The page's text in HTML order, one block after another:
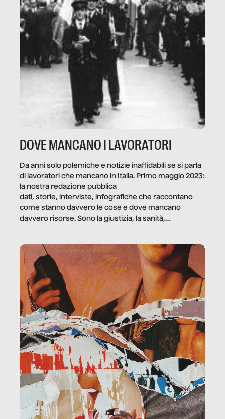
DOVE MANCANO I LAVORATORI
Da anni solo polemiche e notizie inaffidabili se si parla
di lavoratori che mancano in Italia. Primo maggio 2023:
la nostra redazione pubblica
dati, storie, interviste, infografiche che raccontano
come stanno davvero le cose e dove mancano
davvero risorse. Sono la giustizia, la sanità,